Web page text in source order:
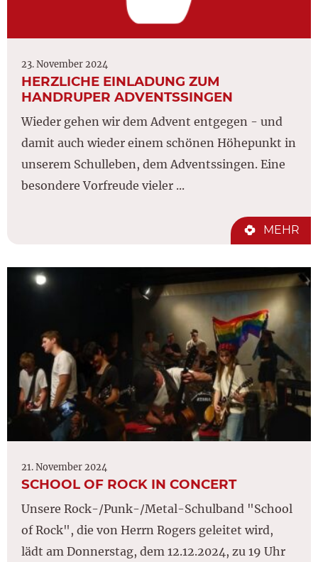
23. November 2024
HERZLICHE EINLADUNG ZUM
HANDRUPER ADVENTSSINGEN
Wieder gehen wir dem Advent entgegen - und
damit auch wieder einem schönen Höhepunkt in
unserem Schulleben, dem Adventssingen. Eine
besondere Vorfreude vieler ...
MEHR
21. November 2024
SCHOOL OF ROCK IN CONCERT
Unsere Rock-/Punk-/Metal-Schulband "School
of Rock", die von Herrn Rogers geleitet wird,
lädt am Donnerstag, dem 12.12.2024, zu 19 Uhr